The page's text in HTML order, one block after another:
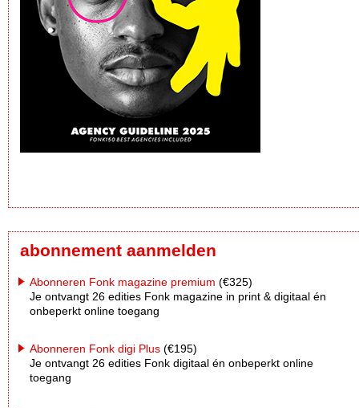
abonnement aanmelden
Abonneren Fonk magazine premium (€325)
Je ontvangt 26 edities Fonk magazine in print & digitaal én
onbeperkt online toegang
Abonneren Fonk digi Plus (€195)
Je ontvangt 26 edities Fonk digitaal én onbeperkt online
toegang